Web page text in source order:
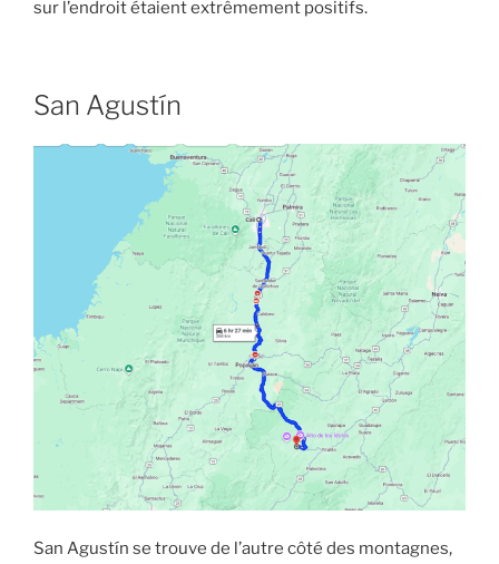
sur l’endroit étaient extrêmement positifs.
San Agustín
San Agustín se trouve de l’autre côté des montagnes,